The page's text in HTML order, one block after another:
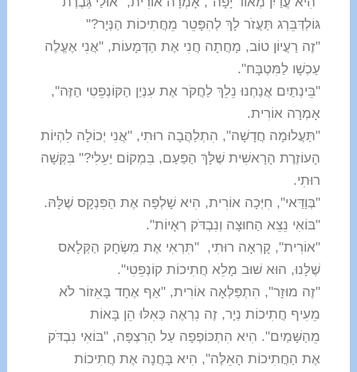
גּוֹלְדְּבֵּרְג תַּעֲזֹר לָךְ לְהִפָּטֵר מֵחֲתִיכוֹת הַנְּיָר?"
"זֶה רַעֲיוֹן טוֹב, מָחֲתָה חֲנִי אֶת הַדְּמָעוֹת, "אֲנִי אֶעֱלֶה
עַכְשָׁו לַמִּטְבָּח".
"בֵּינְתַיִם אֲנַחְנוּ נֵלֵךְ לַחֲקֹר אֶת עִנְיַן הַקּוֹנְפֵטִי הַזֶּה",
אָמְרָה אוֹרִית.
"תַּעֲלוּמָה חֲדָשָׁה", הִתְלַהֲבָה רוּתִי, "אֲנִי יְכוֹלָה לִהְיוֹת
הָעוֹזֶרֶת הָרָאשִׁית שֶׁלָּךְ הַפַּעַם, בִּמְקוֹם יַעֵלִי?" בִּקְּשָׁה
רוּתִי.
"בְּוַדַּאי", חִיְּכָה אוֹרִית, הִיא שָׁלְפָה אֶת הַפִּנְקָס שֶׁלָּהּ.
"בּוֹאִי נֵצֵא הַחוּצָה וְנִבְדֹּק רְאָיוֹת".
"אוֹרִית", קָרְאָה רוּתִי, "תִּרְאִי אֶת מִשְׂחָק הַקְּלָאס
שֶׁלָּנוּ, הוּא שׁוּב מָלֵא חֲתִיכוֹת קוֹנְפֵטִי".
"זֶה מוּזָר", הִתְפַּלְּאָה אוֹרִית, "אַף אֶחָד בָּאֵזוֹר לֹא
מֵעִיף חֲתִיכוֹת נְיָר, זֶה נִרְאֶה כְּאִלּוּ הֵן בָּאוֹת
מֵהַשָּׁמַיִם". הִיא הִתְכּוֹפְפָה עַל הָרִצְפָּה, "בּוֹאִי נִבְדֹּק
אֶת הַחֲתִיכוֹת הָאֵלֶּה", הִיא בָּחֲנָה אֶת חֲתִיכוֹת